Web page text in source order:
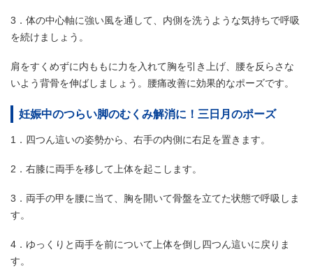
3．体の中心軸に強い風を通して、内側を洗うような気持ちで呼吸
を続けましょう。
肩をすくめずに内ももに力を入れて胸を引き上げ、腰を反らさな
いよう背骨を伸ばしましょう。腰痛改善に効果的なポーズです。
妊娠中のつらい脚のむくみ解消に！三日月のポーズ
1．四つん這いの姿勢から、右手の内側に右足を置きます。
2．右膝に両手を移して上体を起こします。
3．両手の甲を腰に当て、胸を開いて骨盤を立てた状態で呼吸しま
す。
4．ゆっくりと両手を前について上体を倒し四つん這いに戻りま
す。